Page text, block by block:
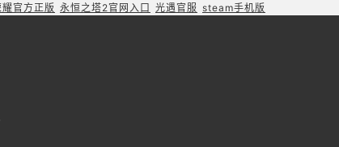
打造最强偶像团
官方正版 永恒之塔2官网入口 光遇官服 steam手机版